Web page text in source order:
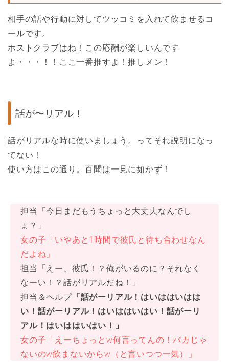
相手の話や行動に対してツッコミを入れて飲ませるコ
ールです。
ホストクラブはね！この応酬が楽しいんです
よ・・・！！ここ一番推すよ！推しメン！
話が〜リアル！
話がリアルな時に使いましょう。ってそれ説明になっ
てない！
使い方はこの通り。百聞は一見に如かず！
担当「今日まだもうちょっと大丈夫なんでし
ょ？」
女の子 「いやあと1時間で彼氏と待ち合わせなん
だよね」
担当「えー、彼氏！？俺がいるのに？それなく
なーい！？話がリアルだね！」
担当＆ヘルプ「話がーリアル！はいははいはは
い！話がーリアル！はいははいはい！話がーリ
アル！はいははいはい！」
女の子 「えーちょっとw何言ってんの！バカじゃ
ないのw飲まないからw（と言いつつ一気）」